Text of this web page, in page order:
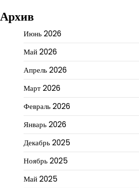
Архив
Июнь 2026
Май 2026
Апрель 2026
Март 2026
Февраль 2026
Январь 2026
Декабрь 2025
Ноябрь 2025
Май 2025